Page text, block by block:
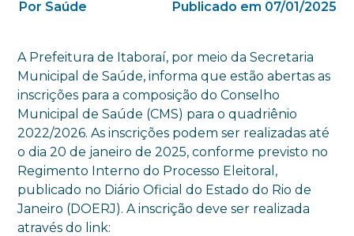
Por Saúde Publicado em 07/01/2025
A Prefeitura de Itaboraí, por meio da Secretaria
Municipal de Saúde, informa que estão abertas as
inscrições para a composição do Conselho
Municipal de Saúde (CMS) para o quadriênio
2022/2026. As inscrições podem ser realizadas até
o dia 20 de janeiro de 2025, conforme previsto no
Regimento Interno do Processo Eleitoral,
publicado no Diário Oficial do Estado do Rio de
Janeiro (DOERJ). A inscrição deve ser realizada
através do link: